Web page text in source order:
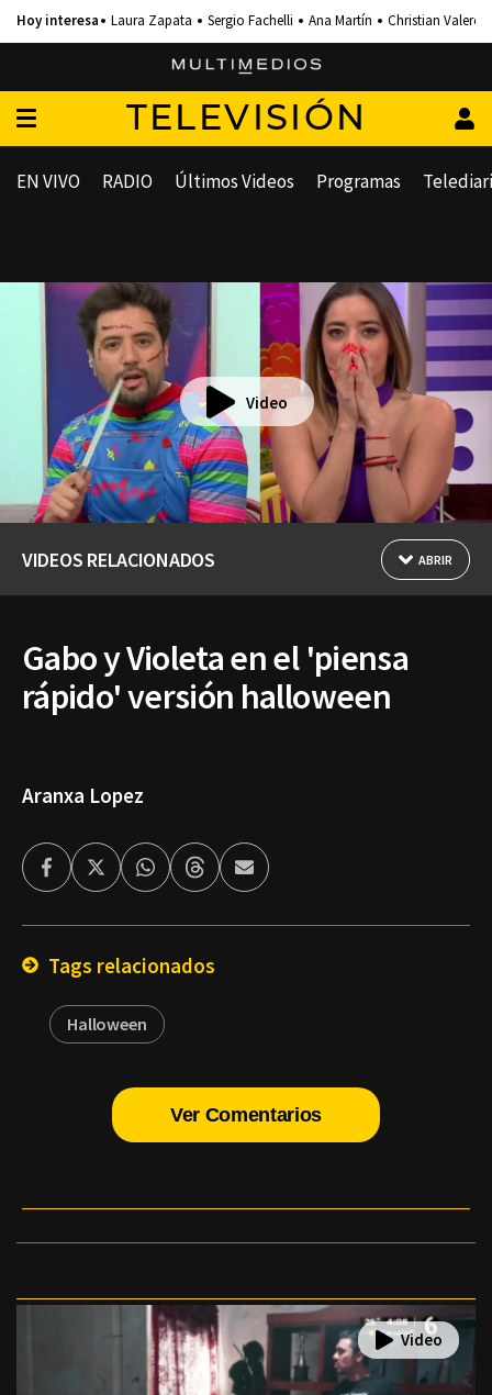
Laura Zapata Sergio Fachelli Ana Martín Christian Valero
TELEVISIÓN
EN VIVO RADIO Últimos Videos Programas
Video
VIDEOS RELACIONADOS ABRIR
Gabo y Violeta en el 'piensa
rápido' versión halloween
Aranxa Lopez
FacebookTwitterWhatsappThreadsEnviar
por
Tags relacionados
Halloween
Ver Comentarios